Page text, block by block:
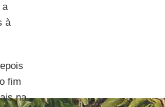
a
à
fim
na